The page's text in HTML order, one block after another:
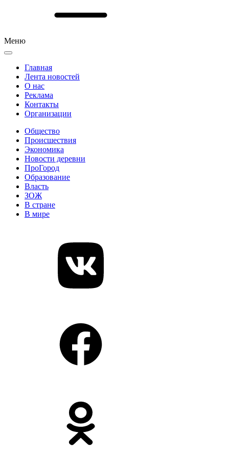
Меню
Главная
Лента новостей
О нас
Реклама
Контакты
Организации
Общество
Происшествия
Экономика
Новости деревни
ПроГород
Образование
Власть
ЗОЖ
В стране
В мире